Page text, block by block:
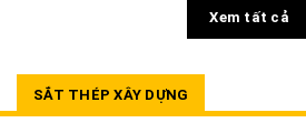
Xem tất cả
SẮT THÉP XÂY DỰNG